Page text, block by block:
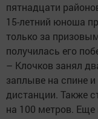
пятнадцати
15-летний юноша
только за
получилась его
– Клочков занял
заплыве на спине
дистанции. Также
на 100 метров. Еще